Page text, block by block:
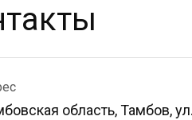
область, Тамбов, ул.